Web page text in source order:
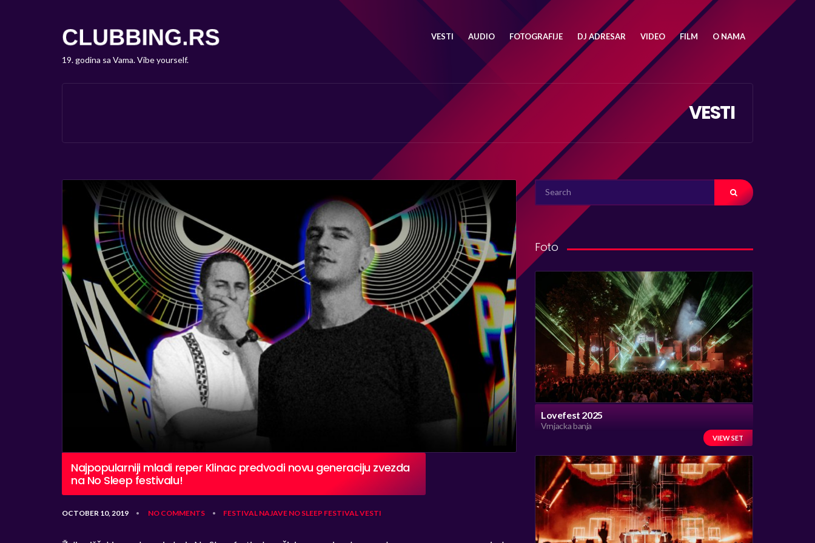
19. godina sa Vama. Vibe yourself.
VESTI AUDIO FOTOGRAFIJE DJ ADRESAR VIDEO FILM O NAMA
VESTI
Najpopularniji mladi reper Klinac predvodi novu generaciju zvezda
na No Sleep festivalu!
OCTOBER 10, 2019 • NO COMMENTS • FESTIVAL NAJAVE NO SLEEP FESTIVALVESTI
SEARCH
FOR:
Foto
Lovefest 2025
Vrnjacka banja
VIEW SET